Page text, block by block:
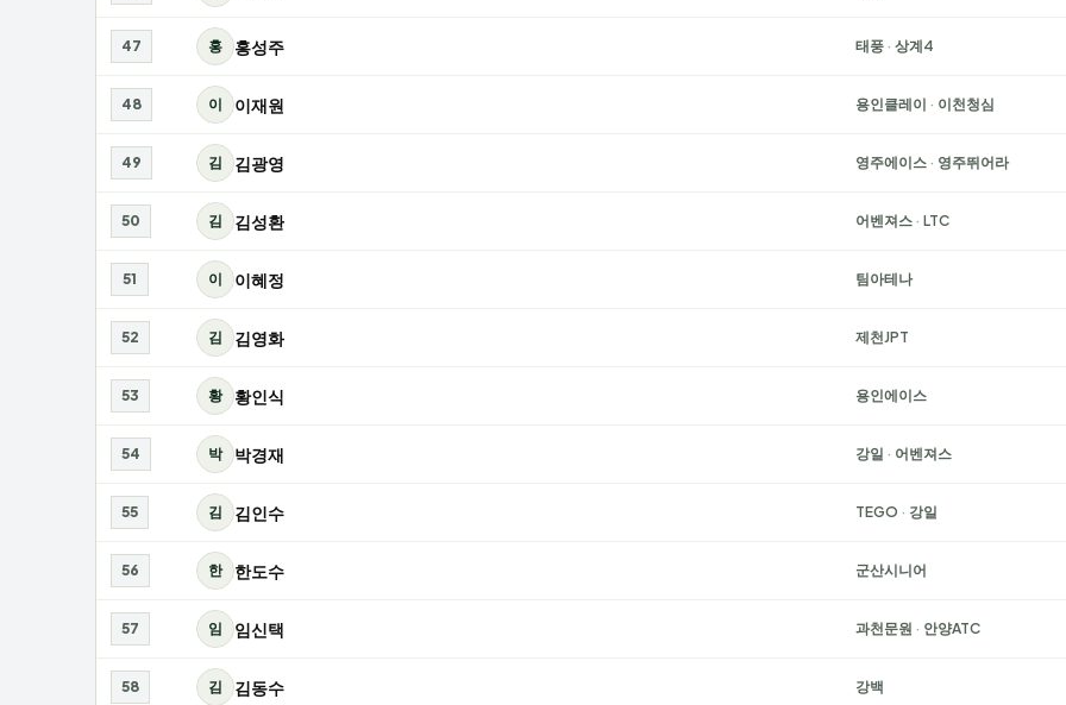
47 홍 홍성주 태풍 · 상계4
48 이 이재원 용인클레이 · 이천청심
49 김 김광영 영주에이스 · 영주뛰어라
50 김 김성환 어벤져스 · LTC
51 이 이혜정 팀아테나
52 김 김영화 제천JPT
53 황 황인식 용인에이스
54 박 박경재 강일 · 어벤져스
55 김 김인수 TEGO · 강일
56 한 한도수 군산시니어
57 임 임신택 과천문원 · 안양ATC
58 김 김동수 강백